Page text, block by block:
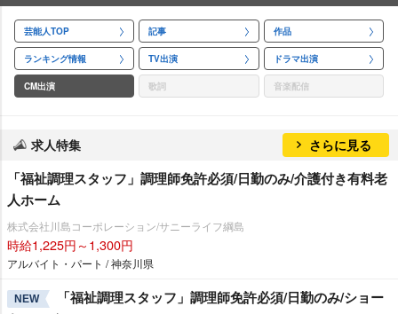
芸能人TOP 記事 作品
ランキング情報 TV出演 ドラマ出演
CM出演 歌詞 音楽配信
求人特集 さらに見る
「福祉調理スタッフ」調理師免許必須/日勤のみ/介護付き有料老
人ホーム
株式会社川島コーポレーション/サニーライフ綱島
時給1,225円～1,300円
アルバイト・パート / 神奈川県
NEW
「福祉調理スタッフ」調理師免許必須/日勤のみ/ショー